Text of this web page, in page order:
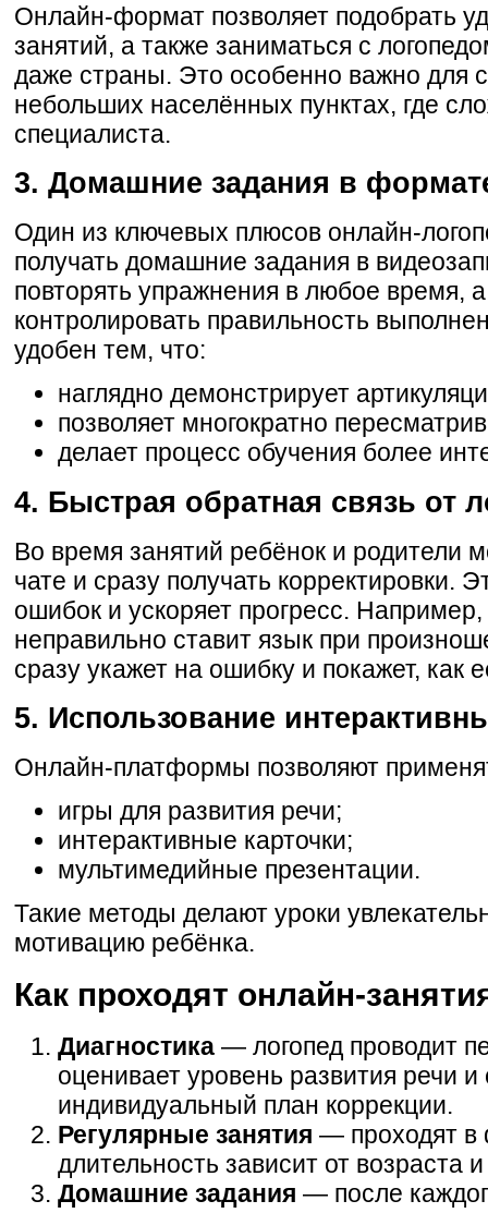
Онлайн-формат позволяет подобрать
занятий, а также заниматься с
даже страны. Это особенно важно для
небольших населённых пунктах, где
специалиста.
3. Домашние задания в
Один из ключевых плюсов онлайн-
получать домашние задания в
повторять упражнения в любое время,
контролировать правильность
удобен тем, что:
наглядно демонстрирует
позволяет многократно
делает процесс обучения более
4. Быстрая обратная связь от
Во время занятий ребёнок и родители
чате и сразу получать корректировки.
ошибок и ускоряет прогресс.
неправильно ставит язык при
сразу укажет на ошибку и покажет, как
5. Использование
Онлайн-платформы позволяют
игры для развития речи;
интерактивные карточки;
мультимедийные презентации.
Такие методы делают уроки
мотивацию ребёнка.
Как проходят онлайн-
Диагностика — логопед проводит
оценивает уровень развития речи и
индивидуальный план коррекции.
Регулярные занятия — проходят в
длительность зависит от возраста
Домашние задания — после